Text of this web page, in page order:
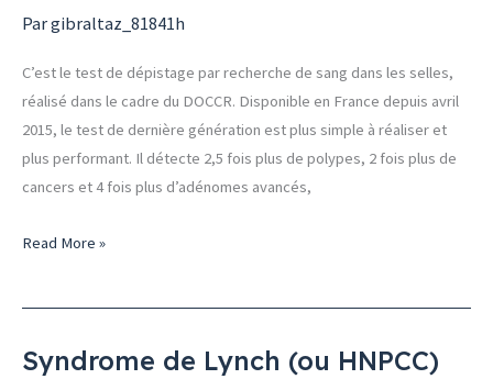
Pargibraltaz_81841h
C’est le test de dépistage par recherche de sang dans les selles,
réalisé dans le cadre du DOCCR. Disponible en France depuis avril
2015, le test de dernière génération est plus simple à réaliser et
plus performant. Il détecte 2,5 fois plus de polypes, 2 fois plus de
cancers et 4 fois plus d’adénomes avancés,
Read More »
Syndrome de Lynch (ou HNPCC)
Syndrome